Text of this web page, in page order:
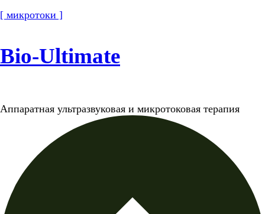
[ микротоки ]
Bio-Ultimate
Аппаратная ультразвуковая и микротоковая терапия